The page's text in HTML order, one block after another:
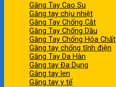
Găng Tay Cao Su
Găng tay chịu nhiệt
Găng Tay Chống Cắt
Găng Tay Chống Dầu
Găng Tay Chống Hóa Chất
Găng tay chống tĩnh điện
Găng Tay Da Hàn
Găng tay Đa Dụng
Găng tay len
Găng tay y tế